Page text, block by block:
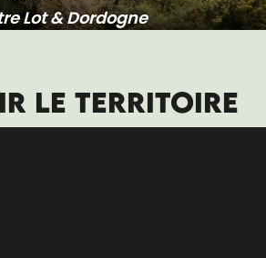
Lot & Dordogne
LE TERRITOIRE